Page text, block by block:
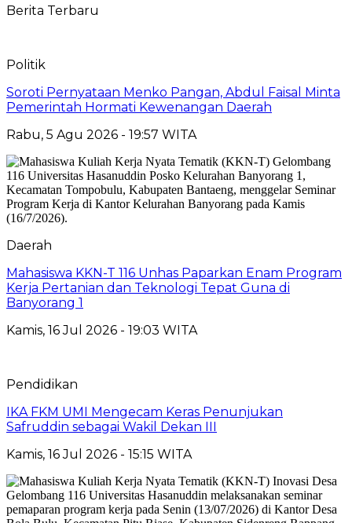
Berita Terbaru
Politik
Soroti Pernyataan Menko Pangan, Abdul Faisal Minta
Pemerintah Hormati Kewenangan Daerah
Rabu, 5 Agu 2026 - 19:57 WITA
Daerah
Mahasiswa KKN-T 116 Unhas Paparkan Enam Program
Kerja Pertanian dan Teknologi Tepat Guna di
Banyorang 1
Kamis, 16 Jul 2026 - 19:03 WITA
Pendidikan
IKA FKM UMI Mengecam Keras Penunjukan
Safruddin sebagai Wakil Dekan III
Kamis, 16 Jul 2026 - 15:15 WITA